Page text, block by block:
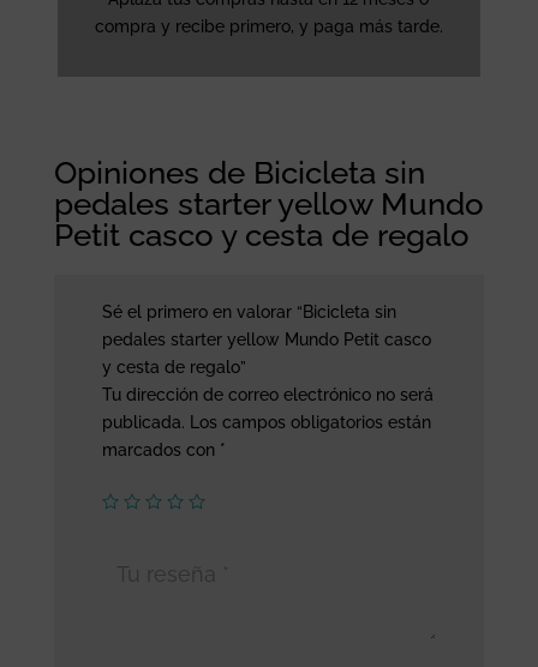
compra y recibe primero, y paga más tarde.
Opiniones de Bicicleta sin
pedales starter yellow Mundo
Petit casco y cesta de regalo
Sé el primero en valorar “Bicicleta sin
pedales starter yellow Mundo Petit casco
y cesta de regalo”
Tu dirección de correo electrónico no será
publicada.
Los campos obligatorios están
marcados con *